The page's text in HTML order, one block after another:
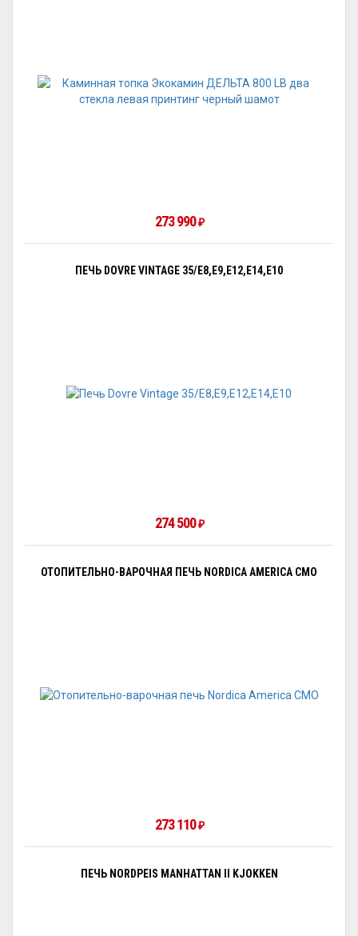
273 990₽
ПЕЧЬ DOVRE VINTAGE 35/E8,E9,E12,E14,E10
274 500₽
ОТОПИТЕЛЬНО-ВАРОЧНАЯ ПЕЧЬ NORDICA AMERICA CMO
273 110₽
ПЕЧЬ NORDPEIS MANHATTAN II KJOKKEN